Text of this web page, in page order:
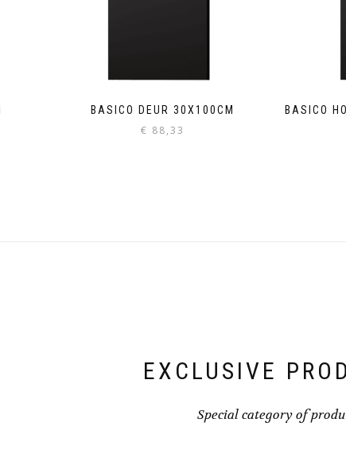
BASICO DEUR 30X100CM
€ 88,33
BASICO
EXCLUSIVE
Special category of